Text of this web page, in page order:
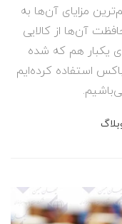
مزایای آن‌ها به
آن‌ها از کالایی
یکبار هم که شده
استفاده کرده‌ایم